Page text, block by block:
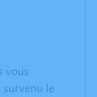
vous
survenu le